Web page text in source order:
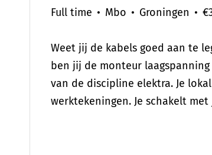
Full time Mbo Groningen
Weet jij de kabels goed aan te
ben jij de monteur
van de discipline elektra. Je
werktekeningen. Je schakelt